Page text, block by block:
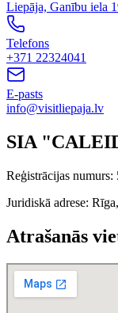
Liepāja, Ganību iela
Telefons
+371 22324041
E-pasts
info@visitliepaja.lv
SIA
Reģistrācijas numurs:
Juridiskā adrese:
Atrašanās